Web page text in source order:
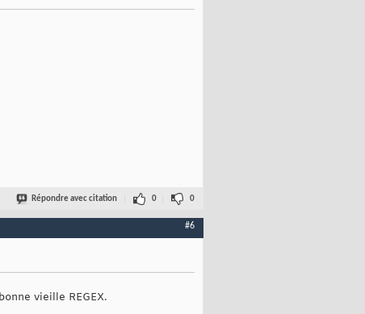
Répondre avec citation 0 0
#6
vieille REGEX.